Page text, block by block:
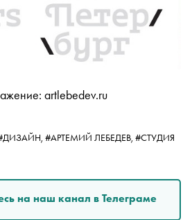
artlebedev.ru
#АРТЕМИЙ ЛЕБЕДЕВ, #СТУДИЯ
на наш канал в Телеграме